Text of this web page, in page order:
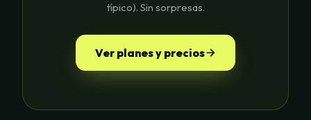
típico). Sin sorpresas.
Ver planes y precios